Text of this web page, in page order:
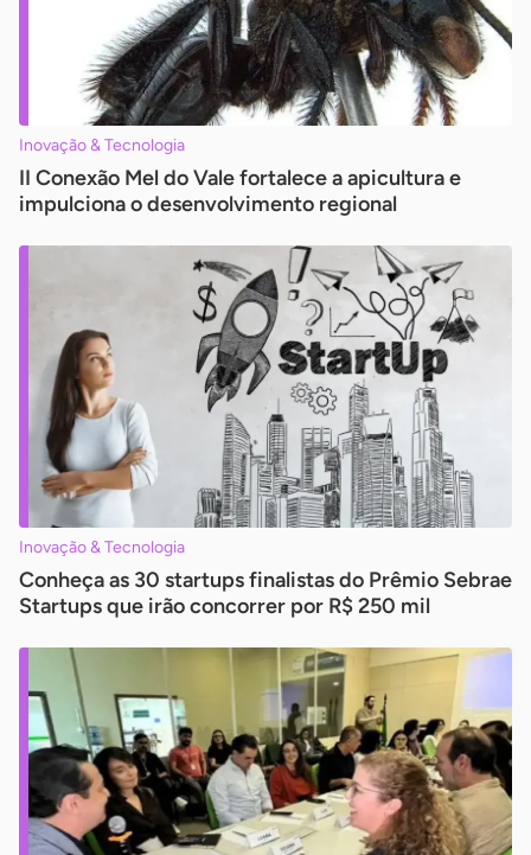
Inovação & Tecnologia
II Conexão Mel do Vale fortalece a apicultura e
impulciona o desenvolvimento regional
Inovação & Tecnologia
Conheça as 30 startups finalistas do Prêmio Sebrae
Startups que irão concorrer por R$ 250 mil